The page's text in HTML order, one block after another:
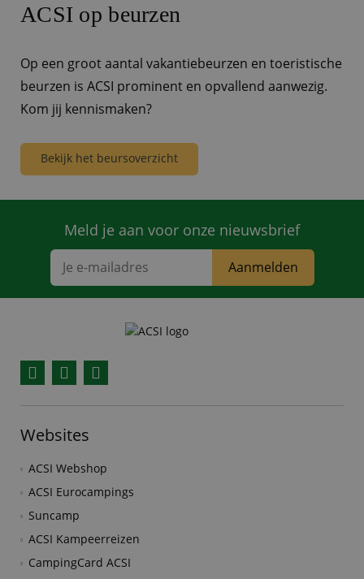
ACSI op beurzen
Op een groot aantal vakantiebeurzen en toeristische
beurzen is ACSI prominent en opvallend aanwezig.
Kom jij kennismaken?
Bekijk het beursoverzicht
Meld je aan voor onze nieuwsbrief
Aanmelden
Websites
ACSI Webshop
ACSI Eurocampings
Suncamp
ACSI Kampeerreizen
CampingCard ACSI